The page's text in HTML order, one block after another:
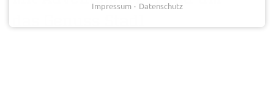
Impressum Datenschutz